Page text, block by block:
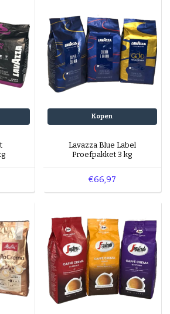
Kopen
Lavazza Blue Label
Proefpakket 3 kg
€66,97